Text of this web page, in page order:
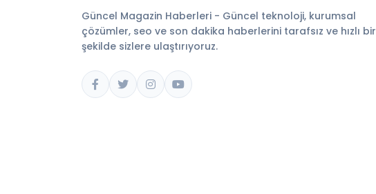
Güncel Magazin Haberleri - Güncel teknoloji, kurumsal
çözümler, seo ve son dakika haberlerini tarafsız ve hızlı bir
şekilde sizlere ulaştırıyoruz.